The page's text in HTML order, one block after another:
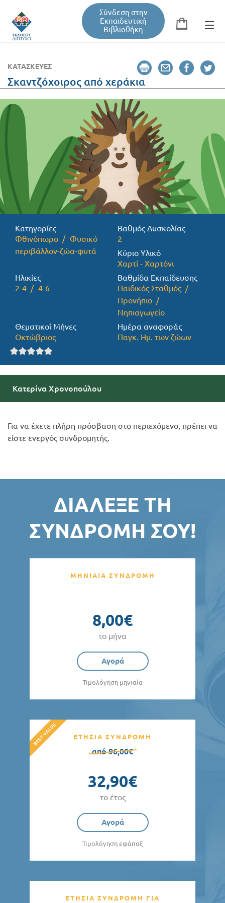
Σύνδεση στην
Εκπαιδευτική
Βιβλιοθήκη
Φόρμα αναζήτησης
Εκπαιδευτική Βιβλιοθήκη
Βιβλία
Σεμινάρια / Συνέδρια
Τεύχη Περιοδικών
Προσφορές
ΚΑΤΑΣΚΕΥΈΣ
Σκαντζόχοιρος από χεράκια
Κατηγορίες
Φθινόπωρο
Φυσικό
περιβάλλον-ζώα-φυτά
Βαθμός Δυσκολίας
2
Κύριο Υλικό
Χαρτί - Χαρτόνι
Ηλικίες
2-4
4-6
Βαθμίδα Εκπαίδευσης
Παιδικός Σταθμός
Προνήπιο
Νηπιαγωγείο
Θεματικοί Μήνες
Οκτώβριος
Ημέρα αναφοράς
Παγκ. Ημ. των ζώων
Κατερίνα Χρονοπούλου
Για να έχετε πλήρη πρόσβαση στο περιεχόμενο, πρέπει να
είστε ενεργός συνδρομητής.
ΔΙΆΛΕΞΕ ΤΗ
ΣΥΝΔΡΟΜΉ ΣΟΥ!
ΜΗΝΙΑΙΑ ΣΥΝΔΡΟΜΗ
8,00€
το μήνα
Αγορά
Τιμολόγηση μηνιαία
ΕΤΗΣΙΑ ΣΥΝΔΡΟΜΗ
από 96,00€
32,90€
το έτος
Αγορά
Τιμολόγηση εφάπαξ
ΕΤΗΣΙΑ ΣΥΝΔΡΟΜΗ ΓΙΑ